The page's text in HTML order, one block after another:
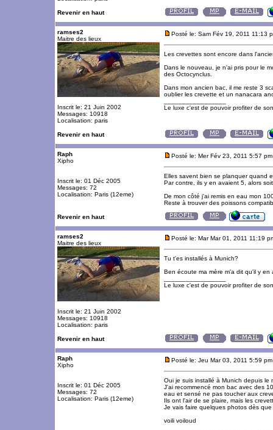
Revenir en haut
ramses2
Maitre des lieux
Inscrit le: 21 Juin 2002
Messages: 10918
Localisation: paris
Posté le: Sam Fév 19, 2011 11:13
Les crevettes sont encore dans
Dans le nouveau, je n'ai pris pour le
des Octocynclus.
Dans mon ancien bac, il me reste 3
oublier les crevette et un nanacara
Le luxe c'est de pouvoir profiter de
Revenir en haut
Raph
Xipho
Inscrit le: 01 Déc 2005
Messages: 72
Localisation: Paris (12eme)
Posté le: Mer Fév 23, 2011 5:57 pm
Elles savent bien se planquer quand
Par contre, ils y en avaient 5, alors
De mon côté j'ai remis en eau mon
Reste à trouver des poissons
Revenir en haut
ramses2
Maitre des lieux
Inscrit le: 21 Juin 2002
Messages: 10918
Localisation: paris
Posté le: Mar Mar 01, 2011 11:19
Tu t'es installés à Munich?
Ben écoute ma mère m'a dit qu'il y
Le luxe c'est de pouvoir profiter de
Revenir en haut
Raph
Xipho
Inscrit le: 01 Déc 2005
Messages: 72
Localisation: Paris (12eme)
Posté le: Jeu Mar 03, 2011 5:59 pm
Oui je suis installé à Munich depuis le
J'ai recommencé mon bac avec des
eau et sensé ne pas toucher aux
Ils ont l'air de se plaire, mais les
Je vais faire quelques photos dès
voili voiloud